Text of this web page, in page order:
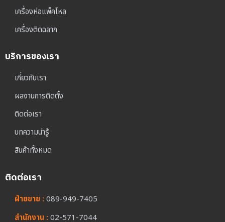
เครื่องห่อแพ็คโหล
เครื่องติดฉลาก
บริการของเรา
เกี่ยวกับเรา
ผลงานการติดตั้ง
ติดต่อเรา
บทความน่ารู้
สินค้าทั้งหมด
ติดต่อเรา
ฝ่ายขาย :089-949-7405
สำนักงาน :02-571-7044